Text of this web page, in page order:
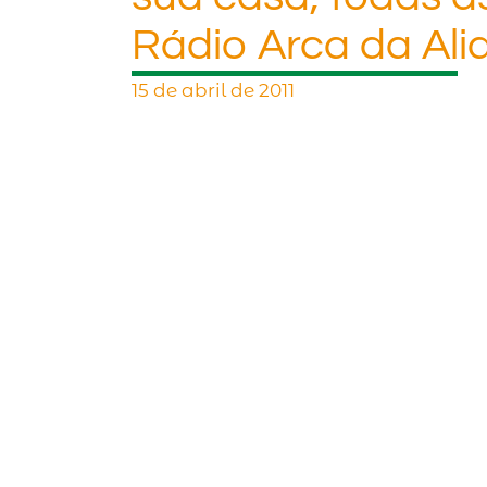
Rádio Arca da
15 de abril de 2011